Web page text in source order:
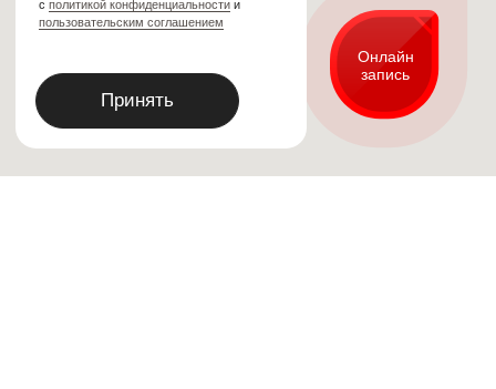
Онлайн
запись